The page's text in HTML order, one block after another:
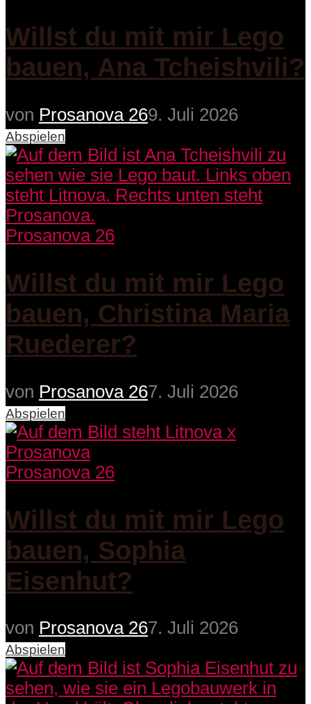
Willst du mit mir Lego
bauen, Ana Tcheishvili?
von Prosanova 269. Juli 2026
Abspielen
Prosanova 26
Willst du mit mir Lego
bauen, Christina Maria
Ruederer?
von Prosanova 267. Juli 2026
Abspielen
Prosanova 26
Willst du mit mir Lego
bauen, Sophia
Eisenhut?
von Prosanova 267. Juli 2026
Abspielen